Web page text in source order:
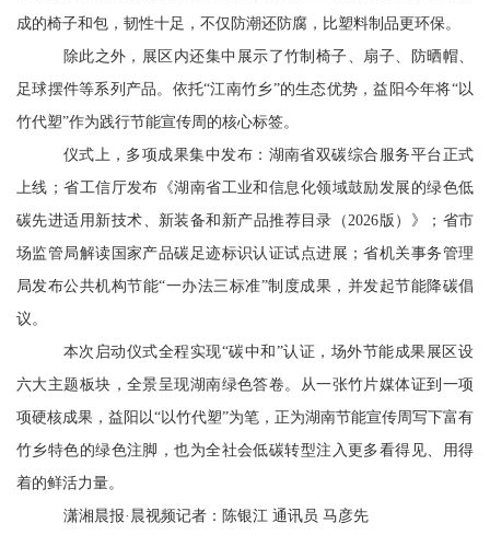
成的椅子和包，韧性十足，不仅防潮还防腐，比塑料制品更环保。
除此之外，展区内还集中展示了竹制椅子、扇子、防晒帽、
足球摆件等系列产品。依托“江南竹乡”的生态优势，益阳今年将“以
竹代塑”作为践行节能宣传周的核心标签。
仪式上，多项成果集中发布：湖南省双碳综合服务平台正式
上线；省工信厅发布《湖南省工业和信息化领域鼓励发展的绿色低
碳先进适用新技术、新装备和新产品推荐目录（2026版）》；省市
场监管局解读国家产品碳足迹标识认证试点进展；省机关事务管理
局发布公共机构节能“一办法三标准”制度成果，并发起节能降碳倡
议。
本次启动仪式全程实现“碳中和”认证，场外节能成果展区设
六大主题板块，全景呈现湖南绿色答卷。从一张竹片媒体证到一项
项硬核成果，益阳以“以竹代塑”为笔，正为湖南节能宣传周写下富有
竹乡特色的绿色注脚，也为全社会低碳转型注入更多看得见、用得
着的鲜活力量。
潇湘晨报·晨视频记者：陈银江 通讯员 马彦先